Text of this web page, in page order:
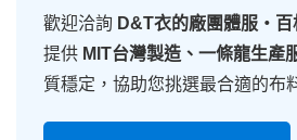
歡迎洽詢 D&T衣的廠團體服・
提供 MIT台灣製造、一條龍生產
質穩定，協助您挑選最合適的布